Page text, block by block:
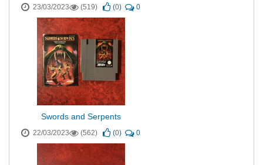
23/03/2023 (519) (0) 0
Swords and Serpents
22/03/2023 (562) (0) 0